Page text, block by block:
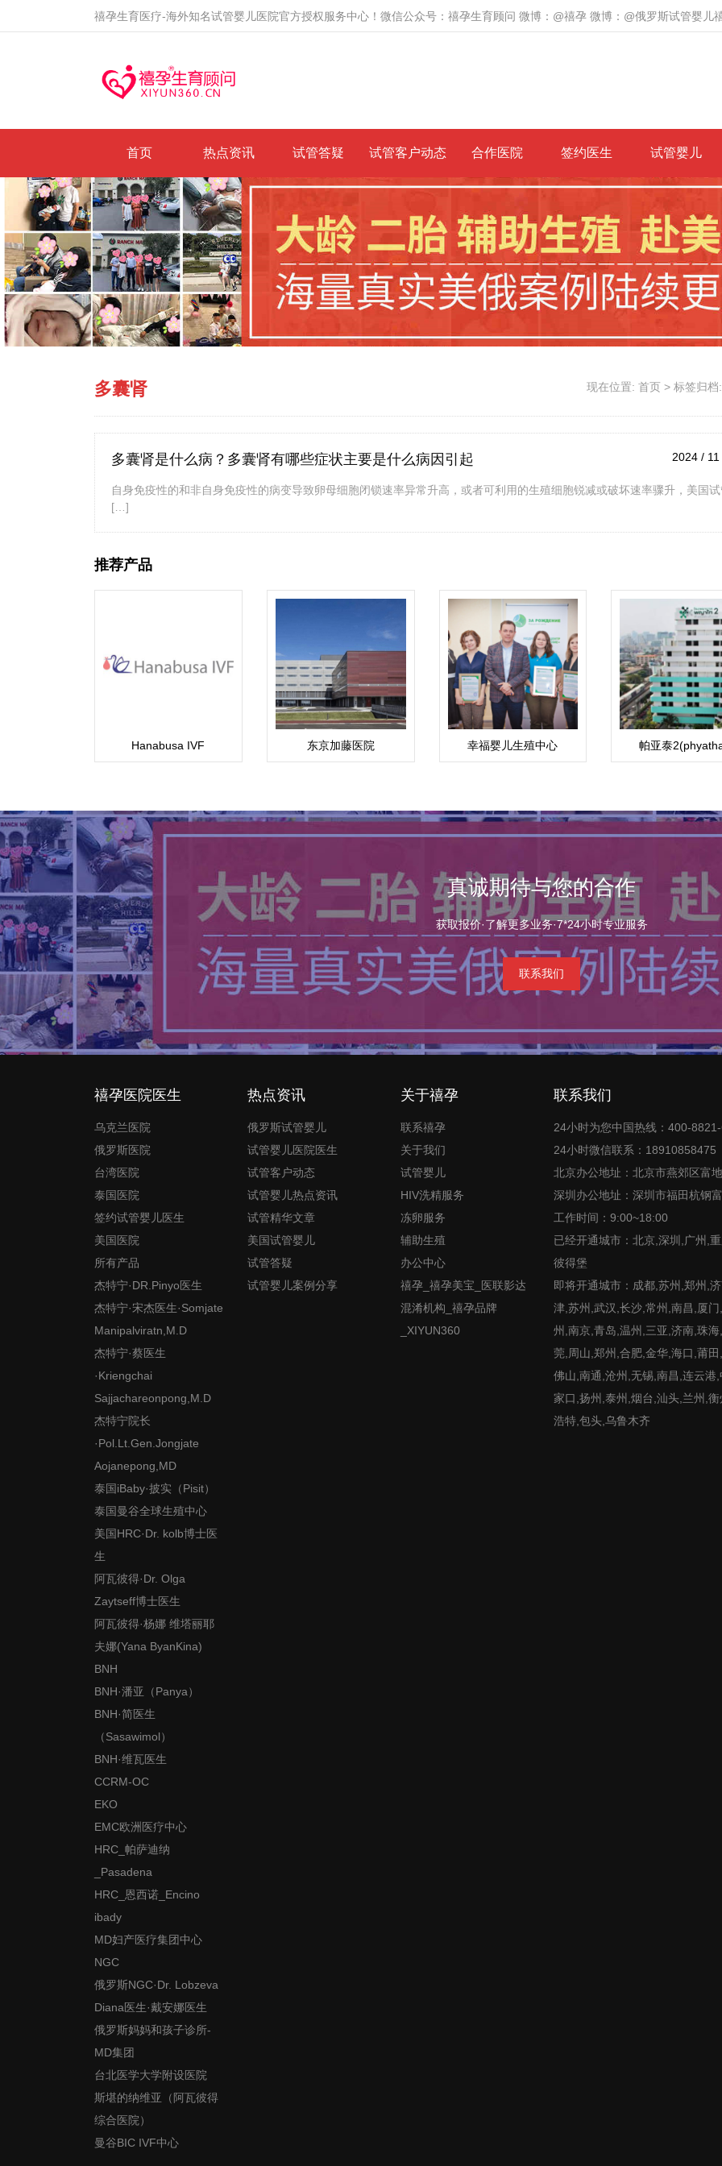
禧孕生育医疗-海外知名试管婴儿医院官方授权服务中心！微信公众号：禧孕生育顾问 微博：@禧孕 微博：@俄罗斯试管婴儿
首页 热点资讯 试管答疑 试管客户动态 合作医院 签约医生 试管婴儿
多囊肾 现在位置: 首页 > 标签归档
多囊肾是什么病？多囊肾有哪些症状主要是什么病因引起 2024 /
自身免疫性的和非自身免疫性的病变导致卵母细胞闭锁速率异常升高，或者可利用的生殖细胞锐减或破坏速率骤升，美国
[…]
推荐产品
Hanabusa IVF 东京加藤医院 幸福婴儿生殖中心 帕亚泰
真诚期待与您的合作
获取报价·了解更多业务·7*24小时专业服务
联系我们
禧孕医院医生
乌克兰医院
俄罗斯医院
台湾医院
泰国医院
签约试管婴儿医生
美国医院
所有产品
杰特宁·DR.Pinyo医生
杰特宁·宋杰医生·Somjate
Manipalviratn,M.D
杰特宁·蔡医生
·Kriengchai
Sajjachareonpong,M.D
杰特宁院长
·Pol.Lt.Gen.Jongjate
Aojanepong,MD
泰国iBaby·披实（Pisit）
泰国曼谷全球生殖中心
美国HRC·Dr. kolb博士医
生
阿瓦彼得·Dr. Olga
Zaytseff博士医生
阿瓦彼得·杨娜 维塔丽耶
夫娜(Yana ByanKina)
BNH
BNH·潘亚（Panya）
BNH·简医生
（Sasawimol）
BNH·维瓦医生
CCRM-OC
EKO
EMC欧洲医疗中心
HRC_帕萨迪纳
_Pasadena
HRC_恩西诺_Encino
ibady
MD妇产医疗集团中心
NGC
俄罗斯NGC·Dr. Lobzeva
Diana医生·戴安娜医生
俄罗斯妈妈和孩子诊所-
MD集团
台北医学大学附设医院
斯堪的纳维亚（阿瓦彼得
综合医院）
曼谷BIC IVF中心
热点资讯
俄罗斯试管婴儿
试管婴儿医院医生
试管客户动态
试管婴儿热点资讯
试管精华文章
美国试管婴儿
试管答疑
试管婴儿案例分享
关于禧孕
联系禧孕
关于我们
试管婴儿
HIV洗精服务
冻卵服务
辅助生殖
办公中心
禧孕_禧孕美宝_医联影达
混淆机构_禧孕品牌
_XIYUN360
联系我们
24小时为您中国热线：400-
24小时微信联系：18910858475
北京办公地址：北京市燕郊区富
深圳办公地址：深圳市福田杭钢
工作时间：9:00~18:00
已经开通城市：北京,深圳,广州,
彼得堡
即将开通城市：成都,苏州,郑州,
津,苏州,武汉,长沙,常州,南昌,厦
州,南京,青岛,温州,三亚,济南,珠
莞,周山,郑州,合肥,金华,海口,莆
佛山,南通,沧州,无锡,南昌,连云港
家口,扬州,泰州,烟台,汕头,兰州,
浩特,包头,乌鲁木齐